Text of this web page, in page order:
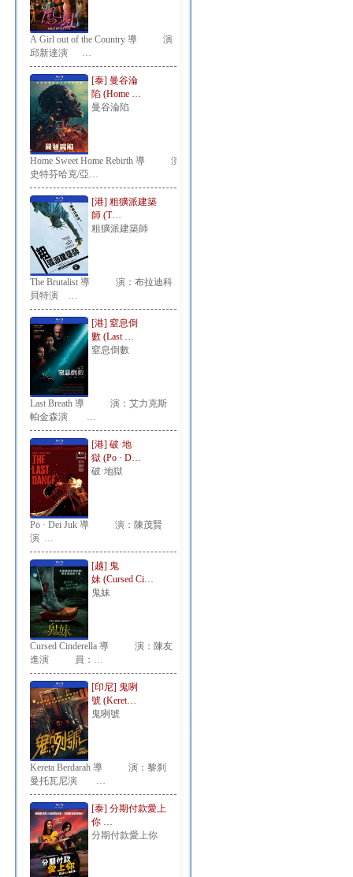
A Girl out of the Country 導 演：
邱新達演 …
[泰] 曼谷淪
陷 (Home …
曼谷淪陷
Home Sweet Home Rebirth 導 演：
史特芬哈克/亞…
[港] 粗獷派建築
師 (T…
粗獷派建築師
The Brutalist 導 演：布拉迪科
貝特演 …
[港] 窒息倒
數 (Last …
窒息倒數
Last Breath 導 演：艾力克斯
帕金森演 …
[港] 破·地
獄 (Po · D…
破·地獄
Po · Dei Juk 導 演：陳茂賢
演 …
[越] 鬼
妹 (Cursed Ci…
鬼妹
Cursed Cinderella 導 演：陳友
進演 員：…
[印尼] 鬼咧
號 (Keret…
鬼咧號
Kereta Berdarah 導 演：黎刹
曼托瓦尼演 …
[泰] 分期付款愛上
你 …
分期付款愛上你